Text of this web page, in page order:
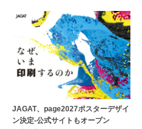
JAGAT、page2027ポスターデザイ
ン決定-公式サイトもオープン